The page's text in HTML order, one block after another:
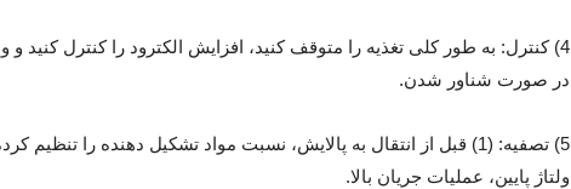
4) کنترل: به طور کلی تغذیه را متوقف کنید، افزایش الکترود را کنترل
در صورت شناور شدن.
ولتاژ پایین، عملیات جریان بالا.